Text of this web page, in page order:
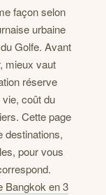
façon selon
urbaine
Golfe. Avant
mieux vaut
réserve
coût du
Cette page
destinations,
pour vous
Bangkok en 3